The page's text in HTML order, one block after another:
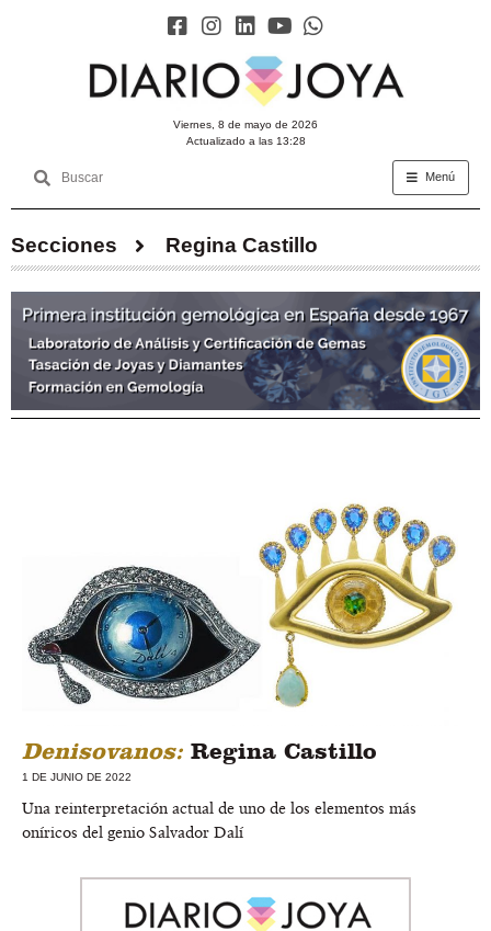
viernes, 8 de mayo de 2026
Actualizado a las 13:28
Menú
Secciones Regina Castillo
Denisovanos: Regina Castillo
1 DE JUNIO DE 2022
Una reinterpretación actual de uno de los elementos más
oníricos del genio Salvador Dalí